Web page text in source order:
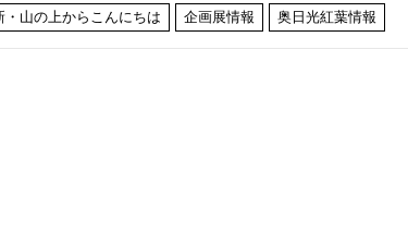
・山の上からこんにちは 企画展情報 奥日光紅葉情報